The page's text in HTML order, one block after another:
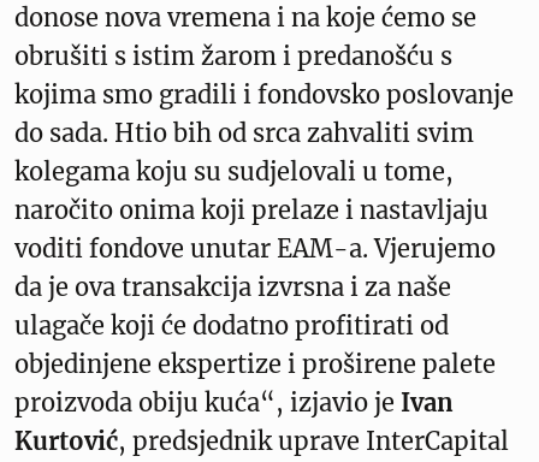
donose nova vremena i na koje ćemo se
obrušiti s istim žarom i predanošću s
kojima smo gradili i fondovsko poslovanje
do sada. Htio bih od srca zahvaliti svim
kolegama koju su sudjelovali u tome,
naročito onima koji prelaze i nastavljaju
voditi fondove unutar EAM-a. Vjerujemo
da je ova transakcija izvrsna i za naše
ulagače koji će dodatno profitirati od
objedinjene ekspertize i proširene palete
proizvoda obiju kuća“, izjavio je Ivan
Kurtović, predsjednik uprave InterCapital